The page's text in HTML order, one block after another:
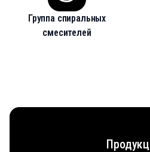
Группа спиральных
смесителей